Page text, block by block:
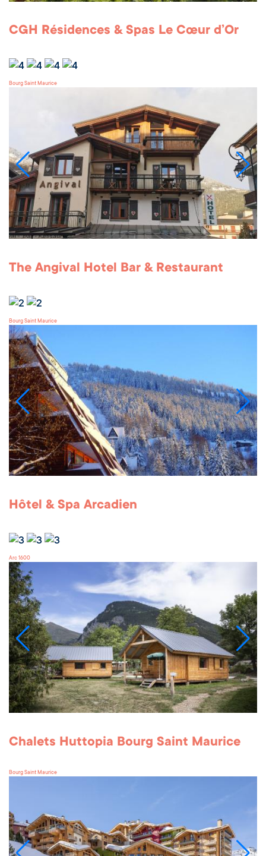
CGH Résidences & Spas Le Cœur d’Or
Bourg Saint Maurice
The Angival Hotel Bar & Restaurant
Bourg Saint Maurice
Hôtel & Spa Arcadien
Arc 1600
Chalets Huttopia Bourg Saint Maurice
Bourg Saint Maurice